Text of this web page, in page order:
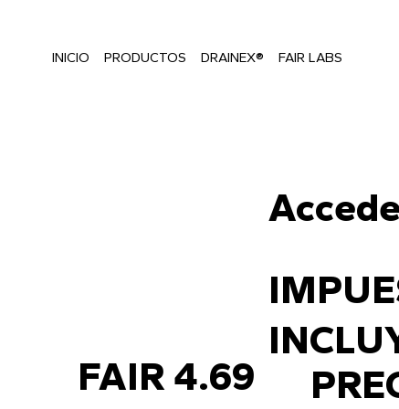
INICIO PRODUCTOS DRAINEX® FAIR LABS
FAIR 4.69